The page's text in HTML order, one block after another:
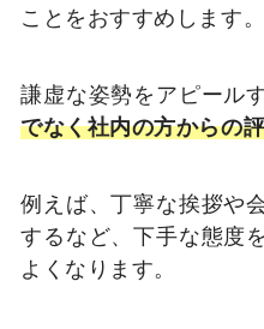
ことをおすすめします。
謙虚な姿勢をアピール
でなく社内の方からの
例えば、丁寧な挨拶や
するなど、下手な態度
よくなります。